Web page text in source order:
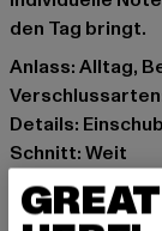
den Tag bringt.
Anlass: Alltag,
Details:
Schnitt: Weit
Marke:
Kat.: Bekleidung